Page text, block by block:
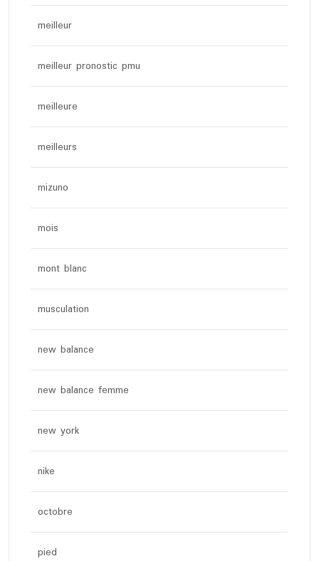
meilleur
meilleur pronostic pmu
meilleure
meilleurs
mizuno
mois
mont blanc
musculation
new balance
new balance femme
new york
nike
octobre
pied